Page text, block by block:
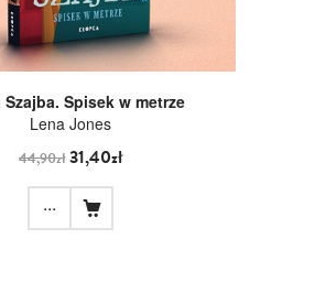
Szajba. Spisek w metrze
Lena Jones
44,90zł31,40zł
...